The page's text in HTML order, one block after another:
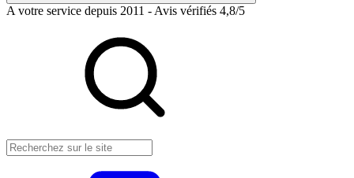
A votre service depuis 2011 - Avis vérifiés 4,8/5